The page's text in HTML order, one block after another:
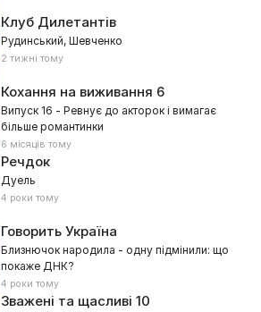
Клуб Дилетантів
Рудинський, Шевченко
2 тижні тому
Кохання на виживання 6
Випуск 16 - Ревнує до акторок і вимагає
більше романтинки
6 місяців тому
Речдок
Дуель
4 роки тому
Говорить Україна
Близнючок народила - одну підмінили: що
покаже ДНК?
4 роки тому
Зважені та щасливі 10